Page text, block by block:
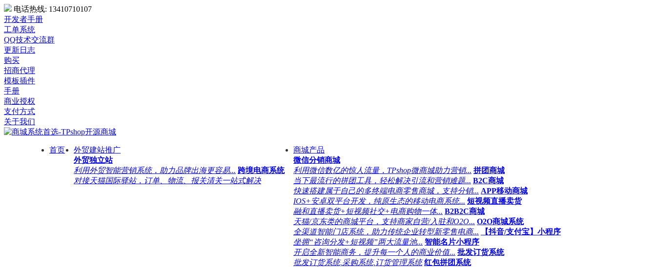
电话热线: 13410710107
开发者手册
工单系统
QQ技术交流群
更新日志
购买
招商代理
模板插件
手册
商业授权
支付方式
关于我们
首页
外贸建站推广
外贸独立站
利用外贸智能营销系统，助力品牌出海更容易... 跨境电商系统
对接天猫国际驿站，订单、物流、报关清关一站式解决
商城产品
微信分销商城
利用微信数亿的惊人流量，TPshop微商城助力营销... 拼团商城
当下最流行的拼团工具，轻松解决引流和营销难题... B2C商城
快速搭建属于自己的多终端电商零售商城，支持分销... APP移动商城
IOS+安卓双平台开发，纯原生态的移动电商系统... 短视频直播卖货
融和直播卖货+短视频社交+电商购物一体... B2B2C商城
天猫/京东类的商城平台，支持商家自营/入驻和O2O... O2O商城系统
全渠道智能门店系统，助力传统企业转型新零售电商...
【抖音/支付宝】小程序
坐拥“咨询分发+短视频”两大流量池... 智能名片小程序
开启全新智能商务，提升每一个人的商业价值... 批发订货系统
批发订货系统,采购系统,订货管理系统 红包拼团系统